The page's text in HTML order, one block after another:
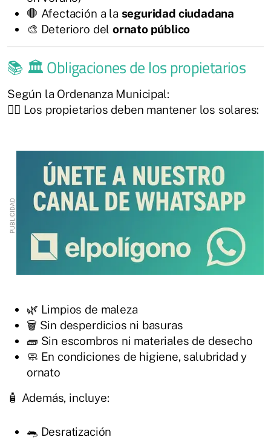
🛑 Afectación a la seguridad ciudadana
🎨 Deterioro del ornato público
📚 🏛️ Obligaciones de los propietarios
Según la Ordenanza Municipal:
👷‍♂️ Los propietarios deben mantener los solares:
🌿 Limpios de maleza
🗑️ Sin desperdicios ni basuras
🧱 Sin escombros ni materiales de desecho
🧼 En condiciones de higiene, salubridad y
ornato
🧴 Además, incluye:
🐀 Desratización